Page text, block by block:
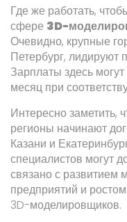
Где же работать,
сфере 3D-
Очевидно, крупные
Петербург, лидируют
Зарплаты здесь
месяц при
Интересно заметить,
регионы начинают
Казани и
специалистов могут
связано с развитием
предприятий и
3D-моделировщиков.